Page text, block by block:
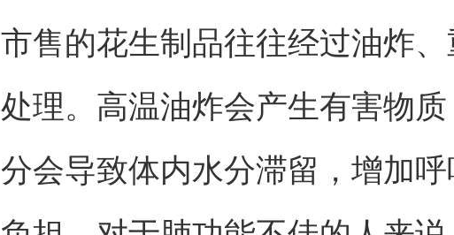
市售的花生制品往往经过油炸
处理。高温油炸会产生有害物
分会导致体内水分滞留，增加